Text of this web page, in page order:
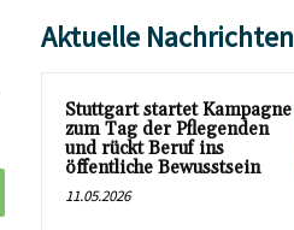
Aktuelle Nachrichten
Stuttgart startet Kampagne
zum Tag der Pflegenden
und rückt Beruf ins
öffentliche Bewusstsein
11.05.2026